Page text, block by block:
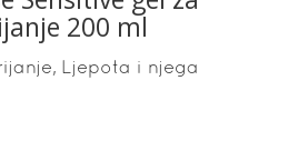
200 ml
, Ljepota i njega